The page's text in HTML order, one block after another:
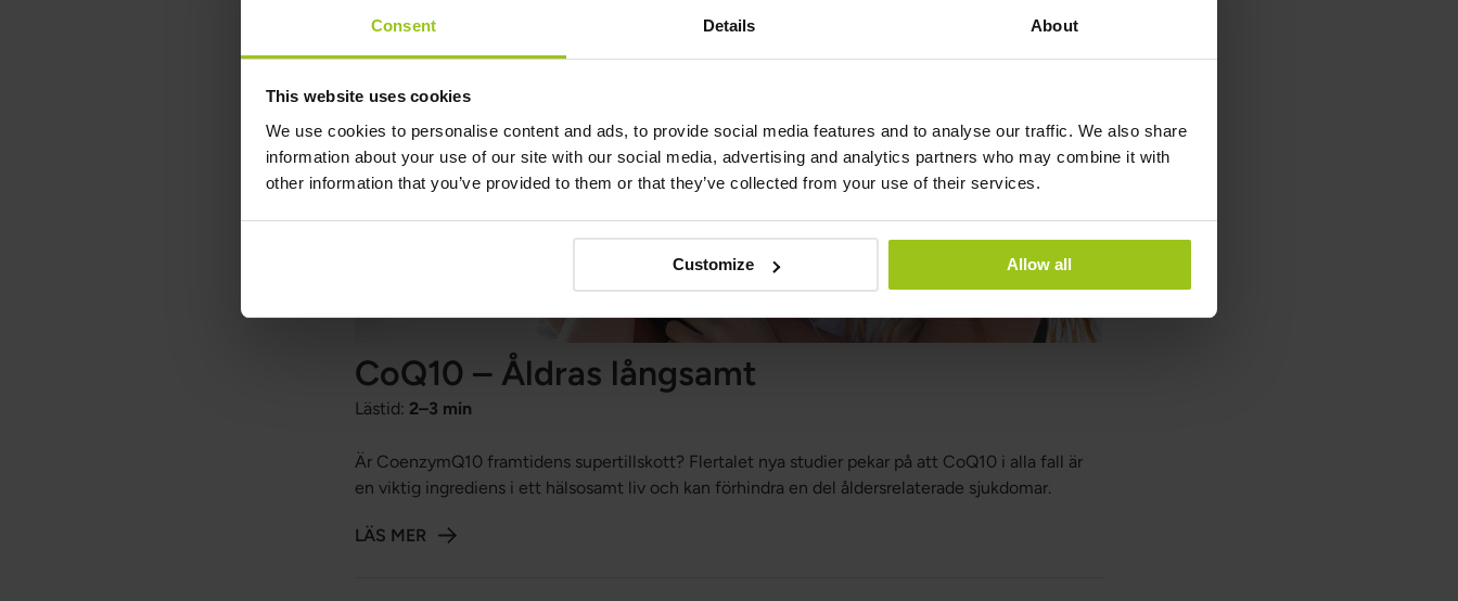
Consent Details About
This website uses cookies
We use cookies to personalise content and ads, to provide social media features and to analyse our traffic. We also share
information about your use of our site with our social media, advertising and analytics partners who may combine it with
other information that you’ve provided to them or that they’ve collected from your use of their services.
Customize Allow all
CoQ10 – Åldras långsamt
Lästid: 2–3 min
Är CoenzymQ10 framtidens supertillskott? Flertalet nya studier pekar på att CoQ10 i alla fall är
en viktig ingrediens i ett hälsosamt liv och kan förhindra en del åldersrelaterade sjukdomar.
LÄS MER